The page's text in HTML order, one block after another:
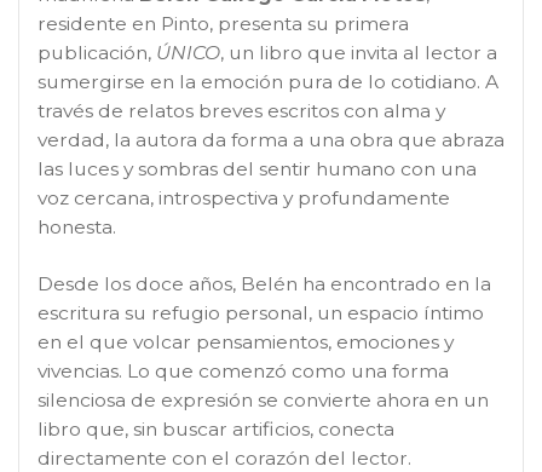
residente en Pinto, presenta su primera
publicación, ÚNICO, un libro que invita al lector a
sumergirse en la emoción pura de lo cotidiano. A
través de relatos breves escritos con alma y
verdad, la autora da forma a una obra que abraza
las luces y sombras del sentir humano con una
voz cercana, introspectiva y profundamente
honesta.
Desde los doce años, Belén ha encontrado en la
escritura su refugio personal, un espacio íntimo
en el que volcar pensamientos, emociones y
vivencias. Lo que comenzó como una forma
silenciosa de expresión se convierte ahora en un
libro que, sin buscar artificios, conecta
directamente con el corazón del lector.